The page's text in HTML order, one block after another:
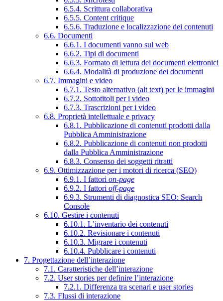
6.5.4. Scrittura collaborativa
6.5.5. Content critique
6.5.6. Traduzione e localizzazione dei contenuti
6.6. Documenti
6.6.1. I documenti vanno sul web
6.6.2. Tipi di documenti
6.6.3. Formato di lettura dei documenti elettronici
6.6.4. Modalità di produzione dei documenti
6.7. Immagini e video
6.7.1. Testo alternativo (alt text) per le immagini
6.7.2. Sottotitoli per i video
6.7.3. Trascrizioni per i video
6.8. Proprietà intellettuale e privacy
6.8.1. Pubblicazione di contenuti prodotti dalla
Pubblica Amministrazione
6.8.2. Pubblicazione di contenuti non prodotti
dalla Pubblica Amministrazione
6.8.3. Consenso dei soggetti ritratti
6.9. Ottimizzazione per i motori di ricerca (SEO)
6.9.1. I fattori on-page
6.9.2. I fattori off-page
6.9.3. Strumenti di diagnostica SEO: Search
Console
6.10. Gestire i contenuti
6.10.1. L’inventario dei contenuti
6.10.2. Revisionare i contenuti
6.10.3. Migrare i contenuti
6.10.4. Pubblicare i contenuti
7. Progettazione dell’interazione
7.1. Caratteristiche dell’interazione
7.2. User stories per definire l’interazione
7.2.1. Differenza tra scenari e user stories
7.3. Flussi di interazione